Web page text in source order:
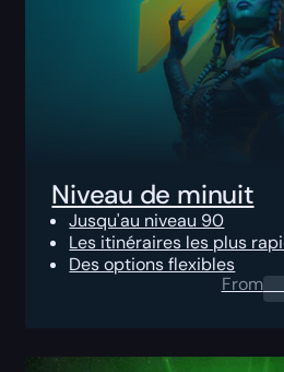
Niveau de minuit
Jusqu'au niveau 90
Les itinéraires les plus
Des options flexibles
From